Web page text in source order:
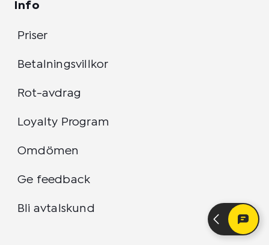
Info
Priser
Betalningsvillkor
Rot-avdrag
Loyalty Program
Omdömen
Ge feedback
Bli avtalskund